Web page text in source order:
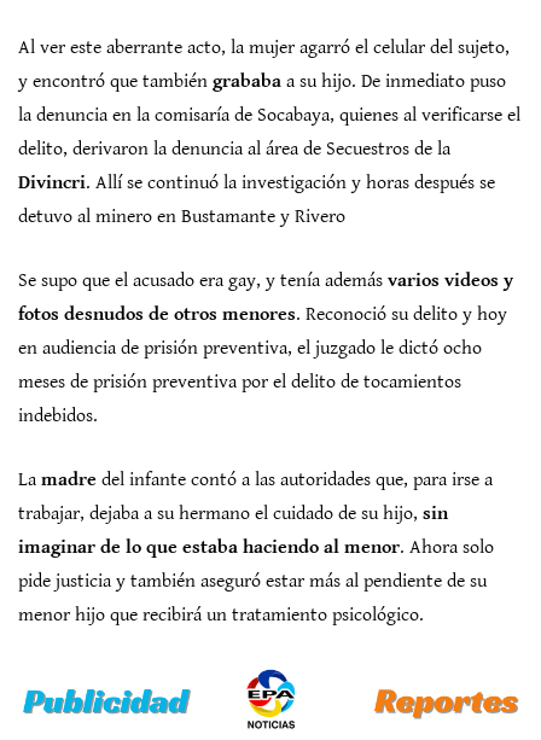
Al ver este aberrante acto, la mujer agarró el celular del sujeto,
y encontró que también grababa a su hijo. De inmediato puso
la denuncia en la comisaría de Socabaya, quienes al verificarse el
delito, derivaron la denuncia al área de Secuestros de la
Divincri. Allí se continuó la investigación y horas después se
detuvo al minero en Bustamante y Rivero
Se supo que el acusado era gay, y tenía además varios videos y
fotos desnudos de otros menores. Reconoció su delito y hoy
en audiencia de prisión preventiva, el juzgado le dictó ocho
meses de prisión preventiva por el delito de tocamientos
indebidos.
La madre del infante contó a las autoridades que, para irse a
trabajar, dejaba a su hermano el cuidado de su hijo, sin
imaginar de lo que estaba haciendo al menor. Ahora solo
pide justicia y también aseguró estar más al pendiente de su
menor hijo que recibirá un tratamiento psicológico.